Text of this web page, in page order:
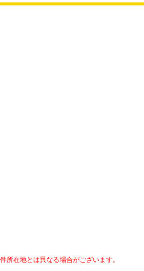
在地とは異なる場合がございます。